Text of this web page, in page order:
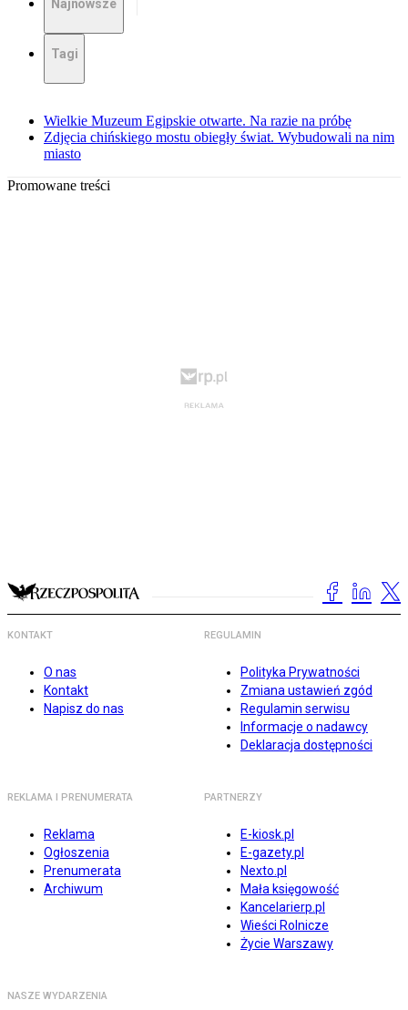
Najnowsze
Tagi
Wielkie Muzeum Egipskie otwarte. Na razie na próbę
Zdjęcia chińskiego mostu obiegły świat. Wybudowali na nim
miasto
Promowane treści
KONTAKT
O nas
Kontakt
Napisz do nas
REGULAMIN
Polityka Prywatności
Zmiana ustawień zgód
Regulamin serwisu
Informacje o nadawcy
Deklaracja dostępności
REKLAMA I PRENUMERATA
Reklama
Ogłoszenia
Prenumerata
Archiwum
PARTNERZY
E-kiosk.pl
E-gazety.pl
Nexto.pl
Mała księgowość
Kancelarierp.pl
Wieści Rolnicze
Życie Warszawy
NASZE WYDARZENIA